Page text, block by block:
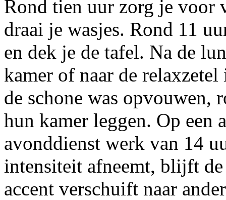
Rond tien uur zorg je voor
draai je wasjes. Rond 11
en dek je de tafel. Na de
kamer of naar de
de schone was opvouwen,
hun kamer leggen. Op een
avonddienst werk van 14
intensiteit afneemt, blijft
accent verschuift naar